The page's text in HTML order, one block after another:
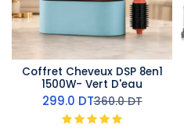
Coffret Cheveux DSP 8en1
1500W- Vert D'eau
299.0 DT360.0DT